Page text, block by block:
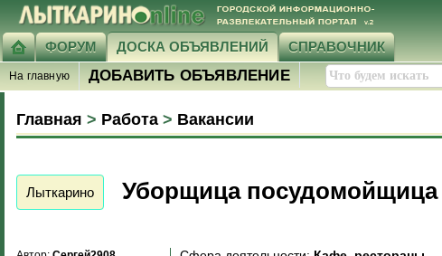
ФОРУМ ДОСКА ОБЪЯВЛЕНИЙ СПРАВОЧНИК
На главную ДОБАВИТЬ ОБЪЯВЛЕНИЕ
Главная > Работа > Вакансии
Лыткарино Уборщица посудомойщица